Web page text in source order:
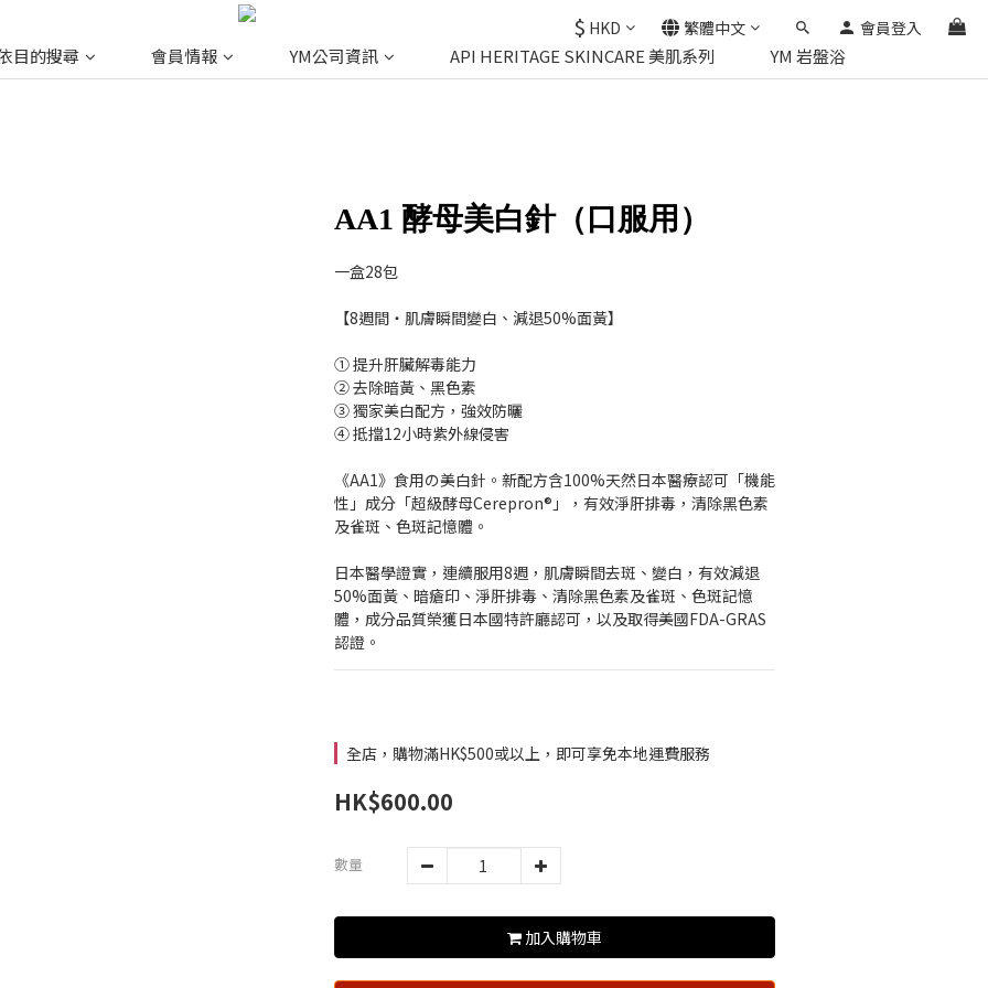
$ HKD 繁體中文 會員登入
目的搜尋 會員情報 YM公司資訊 API HERITAGE SKINCARE 美肌系列 YM 岩盤浴
AA1 酵母美白針（口服用）
一盒28包
【8週間・肌膚瞬間變白、減退50%面黃】
① 提升肝臟解毒能力
② 去除暗黃、黑色素
③ 獨家美白配方，強效防曬
④ 抵擋12小時紫外線侵害
《AA1》食用の美白針。新配方含100%天然日本醫療認可「機能
性」成分「超級酵母Cerepron®」，有效淨肝排毒，清除黑色素
及雀斑、色斑記憶體。
日本醫學證實，連續服用8週，肌膚瞬間去斑、變白，有效減退
50%面黃、暗瘡印、淨肝排毒、清除黑色素及雀斑、色斑記憶
體，成分品質榮獲日本國特許廳認可，以及取得美國FDA-GRAS
認證。
全店，購物滿HK$500或以上，即可享免本地運費服務
HK$600.00
數量
加入購物車